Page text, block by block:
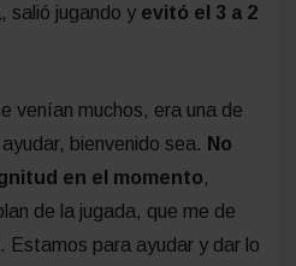
salió jugando y evitó el 3 a 2
venían muchos, era una de
bienvenido sea. No
en el momento,
de la jugada, que me de
. Estamos para ayudar y dar lo